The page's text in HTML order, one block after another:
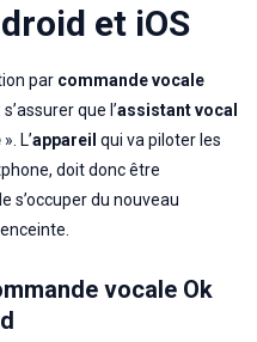
et iOS
par commande vocale
que l’assistant vocal
». L’appareil qui va piloter les
doit donc être
s’occuper du nouveau
vocale Ok